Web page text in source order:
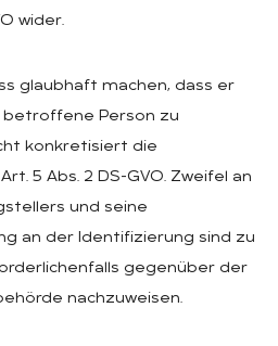
wider.
glaubhaft machen, dass er
betroffene Person zu
konkretisiert die
5 Abs. 2 DS-GVO. Zweifel an
und seine
an der Identifizierung sind zu
gegenüber der
nachzuweisen.